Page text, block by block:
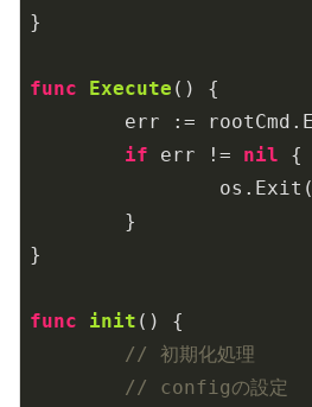
}
func Execute ()
{
if err != nil {
		os.Exit(
}
func init ()
{
// 初期化処理
// configの設定